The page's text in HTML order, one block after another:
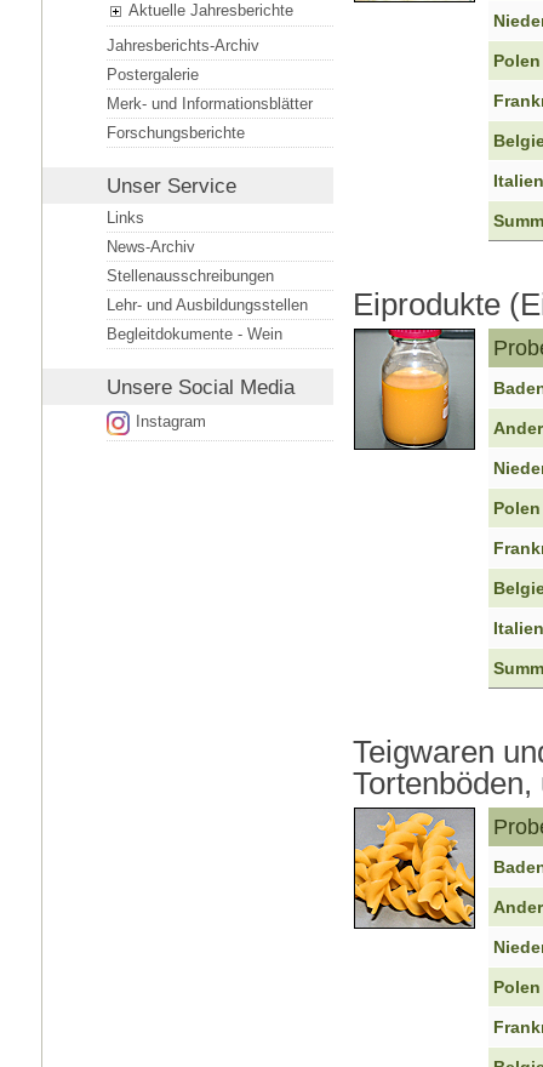
Aktuelle Jahresberichte
Jahresberichts-Archiv
Postergalerie
Merk- und Informationsblätter
Forschungsberichte
Unser Service
Links
News-Archiv
Stellenausschreibungen
Lehr- und Ausbildungsstellen
Begleitdokumente - Wein
Unsere Social Media
Instagram
Polen
Italien
Eiprodukte
Polen
Italien
Teigwaren
Tortenböden,
Polen